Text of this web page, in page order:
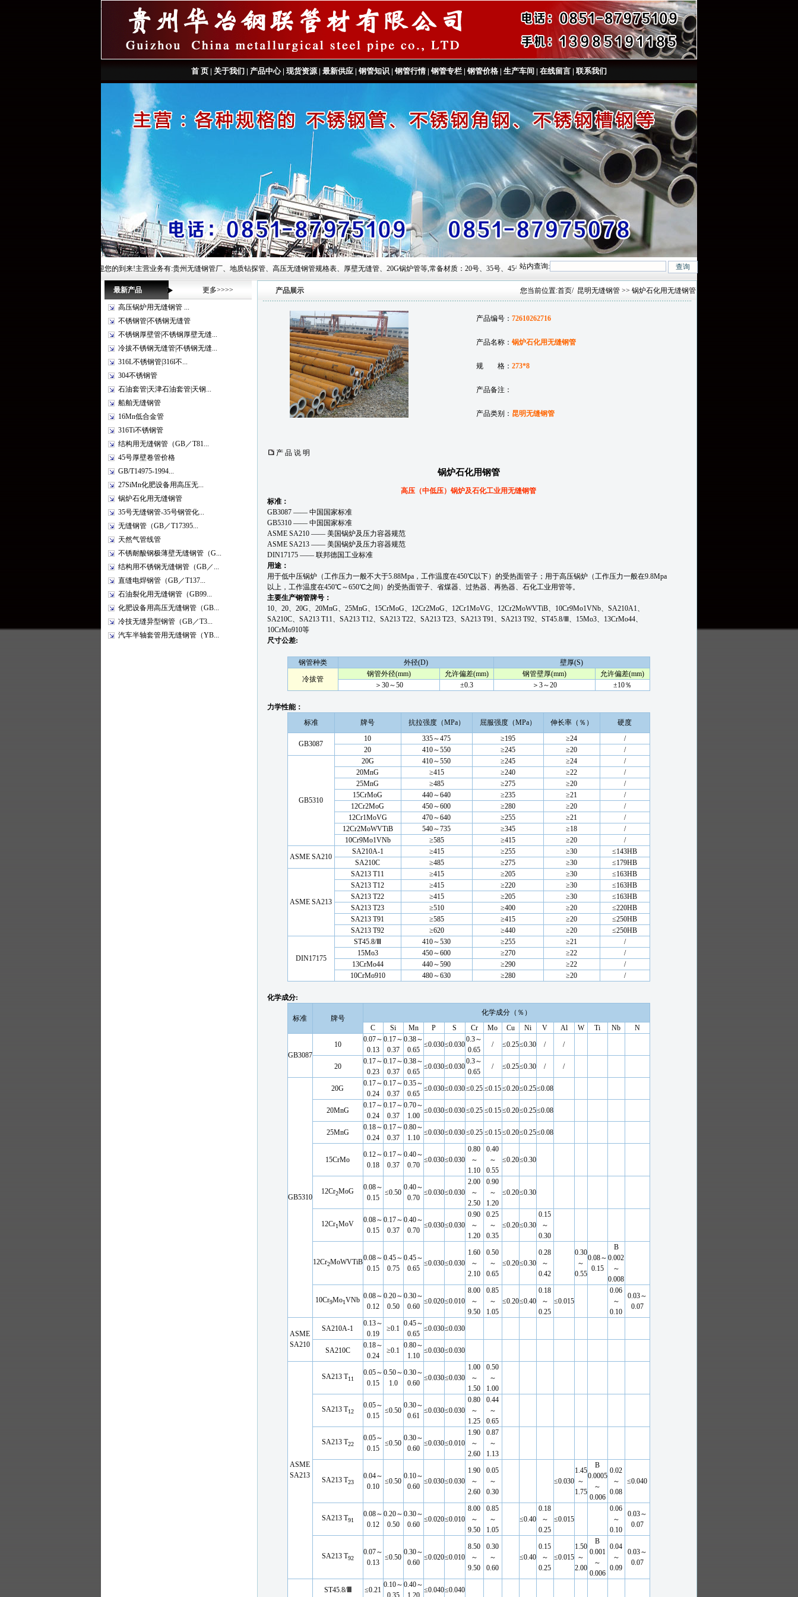
首 页 | 关于我们 | 产品中心| 现货资源| 最新供应 | 钢管知识 | 钢管行情 | 钢管专栏 | 钢管价格 | 生产车间 | 在线留言 | 联系我们
华冶钢联管材有限公司欢迎您的到来!主营业务有:贵州无缝钢管厂、地质钻探管、高压无缝钢管规格表、厚壁无缝管、20G锅炉管等,常备材质：20号、35号、45号、20G、40Cr、20Cr、16Mn-45Mn、27SiMn、Cr5Mo、12CrMo(T12)、12Cr1MoV、
站内查询:
最新产品 更多>>>>
高压锅炉用无缝钢管 ...
不锈钢管|不锈钢无缝管
不锈钢厚壁管|不锈钢厚壁无缝...
冷拔不锈钢无缝管|不锈钢无缝...
316L不锈钢管|316l不...
304不锈钢管
石油套管|天津石油套管|天钢...
船舶无缝钢管
16Mn低合金管
316Ti不锈钢管
结构用无缝钢管（GB／T81...
45号厚壁卷管价格
GB/T14975-1994...
27SiMn化肥设备用高压无...
锅炉石化用无缝钢管
35号无缝钢管-35号钢管化...
无缝钢管（GB／T17395...
天然气管线管
不锈耐酸钢极薄壁无缝钢管（G...
结构用不锈钢无缝钢管（GB／...
直缝电焊钢管（GB／T137...
石油裂化用无缝钢管（GB99...
化肥设备用高压无缝钢管（GB...
冷技无缝异型钢管（GB／T3...
汽车半轴套管用无缝钢管（YB...
产品展示 您当前位置:首页/ 昆明无缝钢管 >> 锅炉石化用无缝钢管
产品编号： 72610262716
产品名称： 锅炉石化用无缝钢管
规 格： 273*8
产品备注：
产品类别： 昆明无缝钢管
产 品 说 明
锅炉石化用钢管
高压（中低压）锅炉及石化工业用无缝钢管
标准：
GB3087 —— 中国国家标准
GB5310 —— 中国国家标准
ASME SA210 —— 美国锅炉及压力容器规范
ASME SA213 —— 美国锅炉及压力容器规范
DIN17175 —— 联邦德国工业标准
用途：
用于低中压锅炉（工作压力一般不大于5.88Mpa，工作温度在450℃以下）的受热面管子；用于高压锅炉（工作压力一般在9.8Mpa
以上，工作温度在450℃～650℃之间）的受热面管子、省煤器、过热器、再热器、石化工业用管等。
主要生产钢管牌号：
10、20、20G、20MnG、25MnG、15CrMoG、12Cr2MoG、12Cr1MoVG、12Cr2MoWVTiB、10Cr9Mo1VNb、SA210A1、
SA210C、SA213 T11、SA213 T12、SA213 T22、SA213 T23、SA213 T91、SA213 T92、ST45.8/Ⅲ、15Mo3、13CrMo44、
10CrMo910等
尺寸公差:
钢管种类 外径(D)
壁厚(S)
冷拔管
钢管外径(mm) 允许偏差(mm) 钢管壁厚(mm)
允许偏差(mm)
＞30～50
±0.3 ＞3～20 ±10％
力学性能：
标准
牌号 抗拉强度（MPa） 屈服强度（MPa） 伸长率（％） 硬度
GB3087
10 335～475 ≥195 ≥24
/
20
410～550 ≥245 ≥20 /
GB5310
20G 410～550 ≥245 ≥24
/
20MnG
≥415 ≥240 ≥22
/
25MnG
≥485 ≥275 ≥20
/
15CrMoG
440～640 ≥235 ≥21
/
12Cr2MoG
450～600 ≥280 ≥20
/
12Cr1MoVG
470～640 ≥255 ≥21
/
12Cr2MoWVTiB
540～735 ≥345 ≥18
/
10Cr9Mo1VNb
≥585 ≥415 ≥20
/
ASME SA210
SA210A-1 ≥415 ≥255 ≥30
≤143HB
SA210C
≥485 ≥275 ≥30 ≤179HB
ASME SA213
SA213 T11 ≥415 ≥205 ≥30
≤163HB
SA213 T12
≥415 ≥220 ≥30
≤163HB
SA213 T22
≥415 ≥205 ≥30
≤163HB
SA213 T23
≥510 ≥400 ≥20
≤220HB
SA213 T91
≥585 ≥415 ≥20
≤250HB
SA213 T92
≥620 ≥440 ≥20 ≤250HB
DIN17175
ST45.8/Ⅲ 410～530 ≥255 ≥21
/
15Mo3
450～600 ≥270 ≥22
/
13CrMo44
440～590 ≥290 ≥22
/
10CrMo910
480～630 ≥280 ≥20 /
化学成分:
标准 牌号
化学成分（％）
C
Si Mn P S Cr Mo Cu Ni V Al W Ti Nb N
GB3087
10
0.07～
0.13
0.17～
0.37
0.38～
0.65
≤0.030≤0.030
0.3～
0.65
/ ≤0.25≤0.30 / /
20
0.17～
0.23
0.17～
0.37
0.38～
0.65
≤0.030≤0.030
0.3～
0.65
/ ≤0.25≤0.30 / /
GB5310
20G
0.17～
0.24
0.17～
0.37
0.35～
0.65
≤0.030≤0.030≤0.25 ≤0.15≤0.20≤0.25≤0.08
20MnG
0.17～
0.24
0.17～
0.37
0.70～
1.00
≤0.030≤0.030≤0.25 ≤0.15≤0.20≤0.25≤0.08
25MnG
0.18～
0.24
0.17～
0.37
0.80～
1.10
≤0.030≤0.030≤0.25 ≤0.15≤0.20≤0.25≤0.08
15CrMo
0.12～
0.18
0.17～
0.37
0.40～
0.70
≤0.030≤0.030
0.80
～
1.10
0.40
～
0.55
≤0.20≤0.30
12Cr2MoG
0.08～
0.15
≤0.50
0.40～
0.70
≤0.030≤0.030
2.00
～
2.50
0.90
～
1.20
≤0.20≤0.30
12Cr1MoV
0.08～
0.15
0.17～
0.37
0.40～
0.70
≤0.030≤0.030
0.90
～
1.20
0.25
～
0.35
≤0.20≤0.30
0.15
～
0.30
12Cr2MoWVTiB0.08～
0.15
0.45～
0.75
0.45～
0.65
≤0.030≤0.030
1.60
～
2.10
0.50
～
0.65
≤0.20≤0.30
0.28
～
0.42
0.30
～
0.55
0.08～
0.15
B
0.002
～
0.008
10Cr9Mo1VNb 0.08～
0.12
0.20～
0.50
0.30～
0.60
≤0.020≤0.010
8.00
～
9.50
0.85
～
1.05
≤0.20≤0.40
0.18
～
0.25
≤0.015
0.06
～
0.10
0.03～
0.07
ASME
SA210
SA210A-1
0.13～
0.19
≥0.1
0.45～
0.65
≤0.030≤0.030
SA210C
0.18～
0.24
≥0.1
0.80～
1.10
≤0.030≤0.030
ASME
SA213
SA213 T11
0.05～
0.15
0.50～
1.0
0.30～
0.60
≤0.030≤0.030
1.00
～
1.50
0.50
～
1.00
SA213 T12
0.05～
0.15
≤0.50
0.30～
0.61
≤0.030≤0.030
0.80
～
1.25
0.44
～
0.65
SA213 T22
0.05～
0.15
≤0.50
0.30～
0.60
≤0.030≤0.010
1.90
～
2.60
0.87
～
1.13
SA213 T23
0.04～
0.10
≤0.50
0.10～
0.60
≤0.030≤0.030
1.90
～
2.60
0.05
～
0.30
≤0.030
1.45
～
1.75
B
0.0005
～
0.006
0.02
～
0.08
≤0.040
SA213 T91
0.08～
0.12
0.20～
0.50
0.30～
0.60
≤0.020≤0.010
8.00
～
9.50
0.85
～
1.05
≤0.40
0.18
～
0.25
≤0.015
0.06
～
0.10
0.03～
0.07
SA213 T92
0.07～
0.13
≤0.50
0.30～
0.60
≤0.020≤0.010
8.50
～
9.50
0.30
～
0.60
≤0.40
0.15
～
0.25
≤0.015
1.50
～
2.00
B
0.001
～
0.006
0.04
～
0.09
0.03～
0.07
ST45.8/Ⅲ ≤0.21
0.10～
0.35
0.40～
1.20
≤0.040≤0.040